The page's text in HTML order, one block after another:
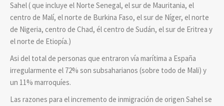
Sahel ( que incluye el Norte Senegal, el sur de Mauritania, el
centro de Malí, el norte de Burkina Faso, el sur de Níger, el norte
de Nigeria, centro de Chad, él centro de Sudán, el sur de Eritrea y
el norte de Etiopía.)
Asi del total de personas que entraron vía marítima a España
irregularmente el 72% son subsaharianos (sobre todo de Mali) y
un 11% marroquíes.
Las razones para el incremento de inmigración de origen Sahel se